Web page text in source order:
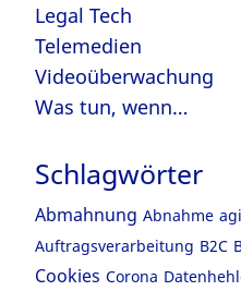
Legal Tech
Telemedien
Videoüberwachung
Was tun, wenn…
Schlagwörter
Abmahnung Abnahme
Auftragsverarbeitung B2C
Cookies Corona